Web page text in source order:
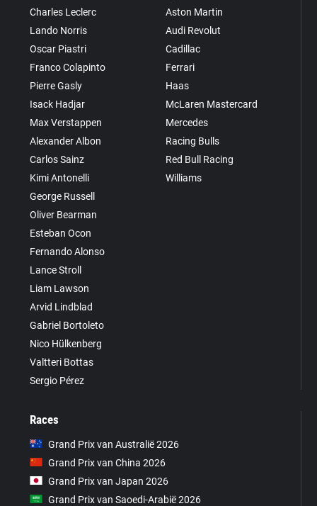
Charles Leclerc
Lando Norris
Oscar Piastri
Franco Colapinto
Pierre Gasly
Isack Hadjar
Max Verstappen
Alexander Albon
Carlos Sainz
Kimi Antonelli
George Russell
Oliver Bearman
Esteban Ocon
Fernando Alonso
Lance Stroll
Liam Lawson
Arvid Lindblad
Gabriel Bortoleto
Nico Hülkenberg
Valtteri Bottas
Sergio Pérez
Aston Martin
Audi Revolut
Cadillac
Ferrari
Haas
McLaren Mastercard
Mercedes
Racing Bulls
Red Bull Racing
Williams
Races
Grand Prix van Australië 2026
Grand Prix van China 2026
Grand Prix van Japan 2026
Grand Prix van Saoedi-Arabië 2026